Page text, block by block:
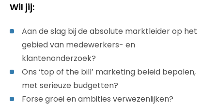
Wil jij:
Aan de slag bij de absolute marktleider op het
gebied van medewerkers- en
klantenonderzoek?
Ons ‘top of the bill’ marketing beleid bepalen,
met serieuze budgetten?
Forse groei en ambities verwezenlijken?